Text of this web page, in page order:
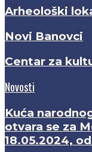
Arheološki
Novi Banovci
Centar za
Novosti
Kuća
otvara se za
18.05.2024,